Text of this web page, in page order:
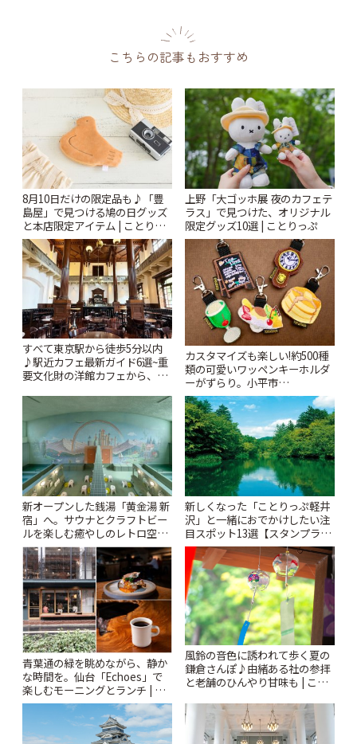
こちらの記事もおすすめ
8月10日だけの限定品も♪「豊
島屋」で見つける鳩の日グッズ
と本店限定アイテム | ことりっ
ぷ
上野「大ゴッホ展 夜のカフェテ
ラス」で見つけた、オリジナル
限定グッズ10選 | ことりっぷ
すべて東京駅から徒歩5分以内
♪駅近カフェ最新ガイド6選~重
要文化財の洋館カフェから、改
りっぷ
カスタマイズも楽しい!約500種
類の可愛いワッペンキーホルダ
ーがずらり。小平市
「Kimamaya T&K」 | ことりっ
ぷ
新オープンした銭湯「黄金湯 新
宿」へ。サウナとクラフトビー
ルを楽しむ癒やしのレトロ空間
| ことりっぷ
新しくなった「ことりっぷ軽井
沢」と一緒におでかけしたい注
目スポット13選【スタンプラリ
ー開催中】 | ことりっぷ
青葉通の緑を眺めながら、静か
な時間を。仙台「Echoes」で
楽しむモーニングとランチ | こ
とりっぷ
風鈴の音色に誘われて歩く夏の
鎌倉さんぽ♪由緒ある社の参拝
と老舗のひんやり甘味も | こと